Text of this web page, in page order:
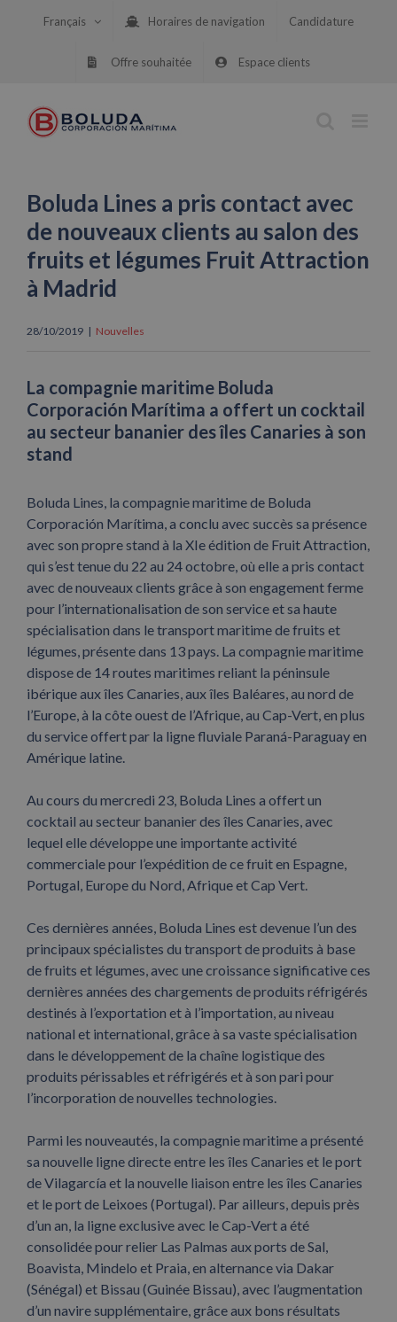
Français Horaires de navigation Candidature
Offre souhaitée Espace clients
Boluda Lines a pris contact avec
de nouveaux clients au salon des
fruits et légumes Fruit Attraction
à Madrid
28/10/2019 | Nouvelles
La compagnie maritime Boluda
Corporación Marítima a offert un cocktail
au secteur bananier des îles Canaries à son
stand
Boluda Lines, la compagnie maritime de Boluda
Corporación Marítima, a conclu avec succès sa présence
avec son propre stand à la XIe édition de Fruit Attraction,
qui s’est tenue du 22 au 24 octobre, où elle a pris contact
avec de nouveaux clients grâce à son engagement ferme
pour l’internationalisation de son service et sa haute
spécialisation dans le transport maritime de fruits et
légumes, présente dans 13 pays. La compagnie maritime
dispose de 14 routes maritimes reliant la péninsule
ibérique aux îles Canaries, aux îles Baléares, au nord de
l’Europe, à la côte ouest de l’Afrique, au Cap-Vert, en plus
du service offert par la ligne fluviale Paraná-Paraguay en
Amérique latine.
Au cours du mercredi 23, Boluda Lines a offert un
cocktail au secteur bananier des îles Canaries, avec
lequel elle développe une importante activité
commerciale pour l’expédition de ce fruit en Espagne,
Portugal, Europe du Nord, Afrique et Cap Vert.
Ces dernières années, Boluda Lines est devenue l’un des
principaux spécialistes du transport de produits à base
de fruits et légumes, avec une croissance significative ces
dernières années des chargements de produits réfrigérés
destinés à l’exportation et à l’importation, au niveau
national et international, grâce à sa vaste spécialisation
dans le développement de la chaîne logistique des
produits périssables et réfrigérés et à son pari pour
l’incorporation de nouvelles technologies.
Parmi les nouveautés, la compagnie maritime a présenté
sa nouvelle ligne directe entre les îles Canaries et le port
de Vilagarcía et la nouvelle liaison entre les îles Canaries
et le port de Leixoes (Portugal). Par ailleurs, depuis près
d’un an, la ligne exclusive avec le Cap-Vert a été
consolidée pour relier Las Palmas aux ports de Sal,
Boavista, Mindelo et Praia, en alternance via Dakar
(Sénégal) et Bissau (Guinée Bissau), avec l’augmentation
d’un navire supplémentaire, grâce aux bons résultats